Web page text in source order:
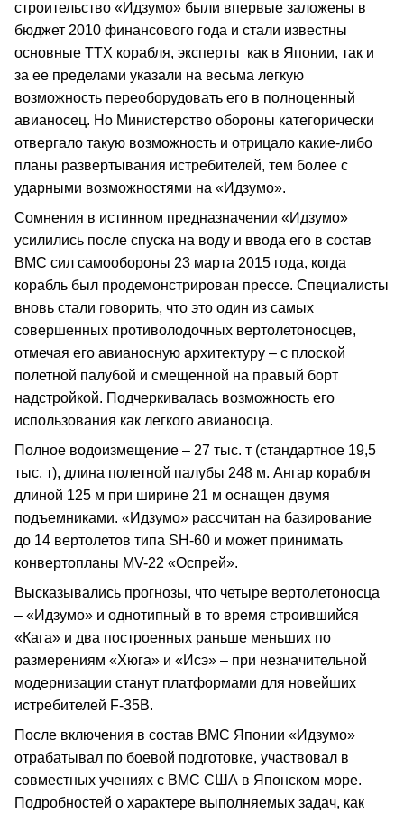
строительство «Идзумо» были впервые заложены в
бюджет 2010 финансового года и стали известны
основные ТТХ корабля, эксперты как в Японии, так и
за ее пределами указали на весьма легкую
возможность переоборудовать его в полноценный
авианосец. Но Министерство обороны категорически
отвергало такую возможность и отрицало какие-либо
планы развертывания истребителей, тем более с
ударными возможностями на «Идзумо».
Сомнения в истинном предназначении «Идзумо»
усилились после спуска на воду и ввода его в состав
ВМС сил самообороны 23 марта 2015 года, когда
корабль был продемонстрирован прессе. Специалисты
вновь стали говорить, что это один из самых
совершенных противолодочных вертолетоносцев,
отмечая его авианосную архитектуру – с плоской
полетной палубой и смещенной на правый борт
надстройкой. Подчеркивалась возможность его
использования как легкого авианосца.
Полное водоизмещение – 27 тыс. т (стандартное 19,5
тыс. т), длина полетной палубы 248 м. Ангар корабля
длиной 125 м при ширине 21 м оснащен двумя
подъемниками. «Идзумо» рассчитан на базирование
до 14 вертолетов типа SH-60 и может принимать
конвертопланы MV-22 «Оспрей».
Высказывались прогнозы, что четыре вертолетоносца
– «Идзумо» и однотипный в то время строившийся
«Кага» и два построенных раньше меньших по
размерениям «Хюга» и «Исэ» – при незначительной
модернизации станут платформами для новейших
истребителей F-35B.
После включения в состав ВМС Японии «Идзумо»
отрабатывал по боевой подготовке, участвовал в
совместных учениях с ВМС США в Японском море.
Подробностей о характере выполняемых задач, как